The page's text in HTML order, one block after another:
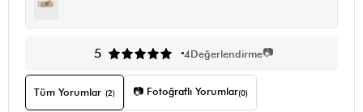
5 4Değerlendirme📷
Tüm Yorumlar (2) 📷 Fotoğraflı Yorumlar(0)